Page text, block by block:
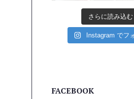
さらに読み込む
Instagram でフ
FACEBOOK